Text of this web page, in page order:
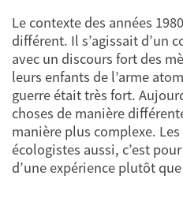
Le contexte des années
différent. Il s’agissait d’un
avec un discours fort des
leurs enfants de l’arme
guerre était très fort.
choses de manière
manière plus complexe.
écologistes aussi, c’est
d’une expérience plutôt